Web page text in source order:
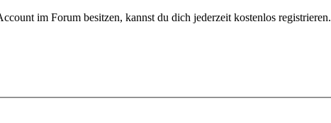
im Forum besitzen, kannst du dich jederzeit kostenlos registrieren.